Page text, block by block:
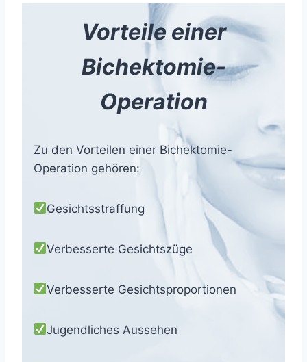
Vorteile einer
Bichektomie-
Operation
Zu den Vorteilen einer Bichektomie-
Operation gehören:
Gesichtsstraffung
Verbesserte Gesichtszüge
Verbesserte Gesichtsproportionen
Jugendliches Aussehen